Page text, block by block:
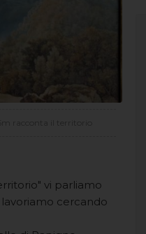
vi parliamo
cercando